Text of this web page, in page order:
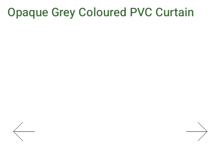
Opaque Grey Coloured PVC Curtain